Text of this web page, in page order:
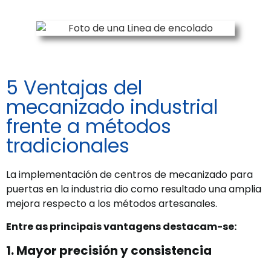
5 Ventajas del
mecanizado industrial
frente a métodos
tradicionales
La implementación de centros de mecanizado para
puertas en la industria dio como resultado una amplia
mejora respecto a los métodos artesanales.
Entre as principais vantagens destacam-se:
1. Mayor precisión y consistencia